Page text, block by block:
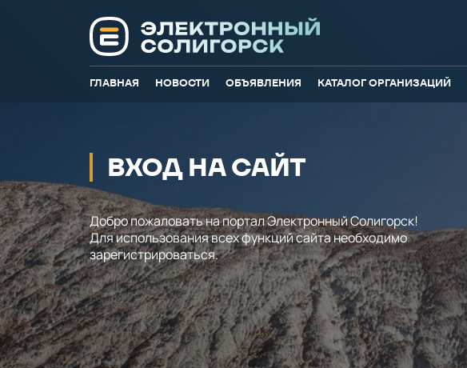
ГЛАВНАЯ НОВОСТИ ОБЪЯВЛЕНИЯ КАТАЛОГ ОРГАНИЗАЦИЙ
ВХОД НА САЙТ
Добро пожаловать на портал Электронный Солигорск!
Для использования всех функций сайта необходимо
зарегистрироваться.